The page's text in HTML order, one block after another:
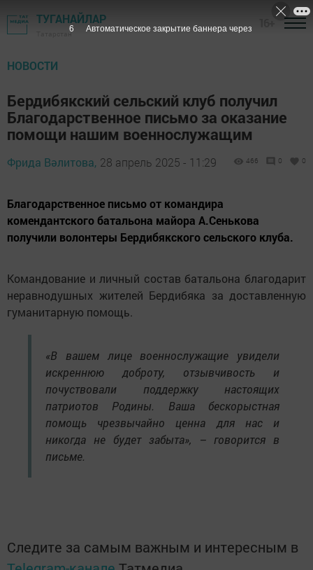
ТУГАНАЙЛАР
Татарстан
НОВОСТИ
Бердибякский сельский клуб получил
Благодарственное письмо за оказание
помощи нашим военнослужащим
Фрида Вәлитова, 28 апрель 2025 - 11:29 466 0 0
Благодарственное письмо от командира
комендантского батальона майора А.Сенькова
получили волонтеры Бердибякского сельского клуба.
Командование и личный состав батальона благодарит
неравнодушных жителей Бердибяка за доставленную
гуманитарную помощь.
«В вашем лице военнослужащие увидели
искреннюю доброту, отзывчивость и
почуствовали поддержку настоящих
патриотов Родины. Ваша бескорыстная
помощь чрезвычайно ценна для нас и
никогда не будет забыта», – говорится в
письме.
Следите за самым важным и интересным в
5 Автоматическое закрытие баннера через